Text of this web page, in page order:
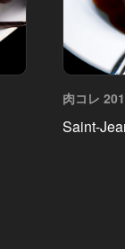
肉コレ
Saint-